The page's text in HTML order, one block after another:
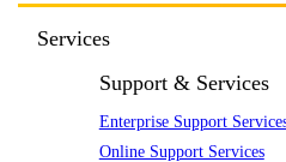
Services
Support & Services
Enterprise Support
Online Support Services